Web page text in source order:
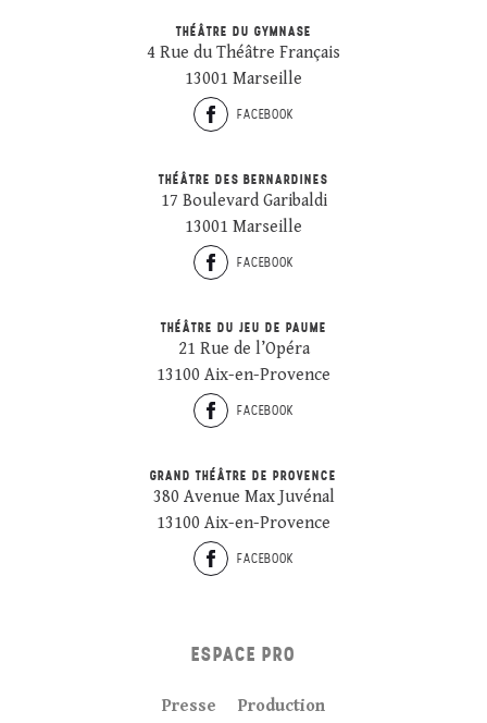
THÉÂTRE DU GYMNASE
4 Rue du Théâtre Français
13001 Marseille
FACEBOOK
THÉÂTRE DES BERNARDINES
17 Boulevard Garibaldi
13001 Marseille
FACEBOOK
THÉÂTRE DU JEU DE PAUME
21 Rue de l’Opéra
13100 Aix-en-Provence
FACEBOOK
GRAND THÉÂTRE DE PROVENCE
380 Avenue Max Juvénal
13100 Aix-en-Provence
FACEBOOK
ESPACE PRO
Presse Production